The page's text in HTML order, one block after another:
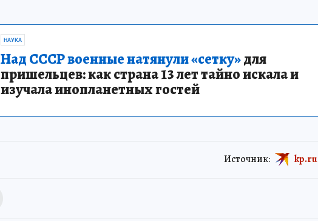
НАУКА
Над СССР военные натянули «сетку»для
пришельцев: как страна 13 лет тайно искала и
изучала инопланетных гостей
Источник: kp.ru